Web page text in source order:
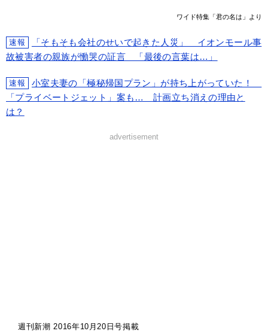
ワイド特集「君の名は」より
速報
「そもそも会社のせいで起きた人災」 イオンモール事
故被害者の親族が慟哭の証言 「最後の言葉は…」
速報
小室夫妻の「極秘帰国プラン」が持ち上がっていた！
「プライベートジェット」案も… 計画立ち消えの理由と
は？
advertisement
週刊新潮 2016年10月20日号掲載